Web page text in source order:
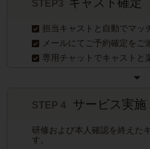
STEP3
担当キャストと自動でマッ
メールにてご予約確定をご
専用チャットでキャストと
STEP４ サービス実施
研修および本人確認を終えた
す。